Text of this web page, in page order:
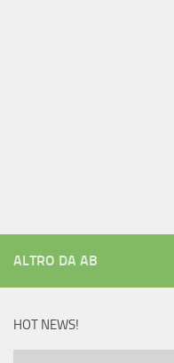
ALTRO DA AB
HOT NEWS!